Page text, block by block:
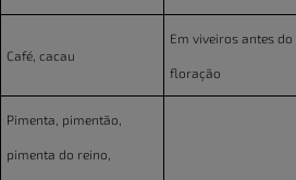
Café, cacau
Em viveiros antes
floração
Pimenta, pimentão,
pimenta do reino,